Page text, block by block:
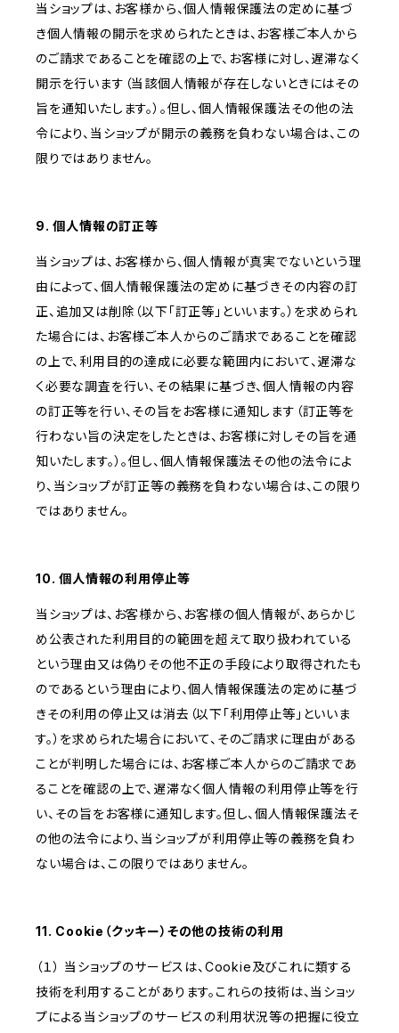
当ショップは、お客様から、個人情報保護法の定めに基づ
き個人情報の開示を求められたときは、お客様ご本人から
のご請求であることを確認の上で、お客様に対し、遅滞なく
開示を行います（当該個人情報が存在しないときにはその
旨を通知いたします。）。但し、個人情報保護法その他の法
令により、当ショップが開示の義務を負わない場合は、この
限りではありません。
9. 個人情報の訂正等
当ショップは、お客様から、個人情報が真実でないという理
由によって、個人情報保護法の定めに基づきその内容の訂
正、追加又は削除（以下「訂正等」といいます。）を求められ
た場合には、お客様ご本人からのご請求であることを確認
の上で、利用目的の達成に必要な範囲内において、遅滞な
く必要な調査を行い、その結果に基づき、個人情報の内容
の訂正等を行い、その旨をお客様に通知します（訂正等を
行わない旨の決定をしたときは、お客様に対しその旨を通
知いたします。）。但し、個人情報保護法その他の法令によ
り、当ショップが訂正等の義務を負わない場合は、この限り
ではありません。
10. 個人情報の利用停止等
当ショップは、お客様から、お客様の個人情報が、あらかじ
め公表された利用目的の範囲を超えて取り扱われている
という理由又は偽りその他不正の手段により取得されたも
のであるという理由により、個人情報保護法の定めに基づ
きその利用の停止又は消去（以下「利用停止等」といいま
す。）を求められた場合において、そのご請求に理由がある
ことが判明した場合には、お客様ご本人からのご請求であ
ることを確認の上で、遅滞なく個人情報の利用停止等を行
い、その旨をお客様に通知します。但し、個人情報保護法そ
の他の法令により、当ショップが利用停止等の義務を負わ
ない場合は、この限りではありません。
11. Cookie（クッキー）その他の技術の利用
（１） 当ショップのサービスは、Cookie及びこれに類する
技術を利用することがあります。これらの技術は、当ショッ
プによる当ショップのサービスの利用状況等の把握に役立